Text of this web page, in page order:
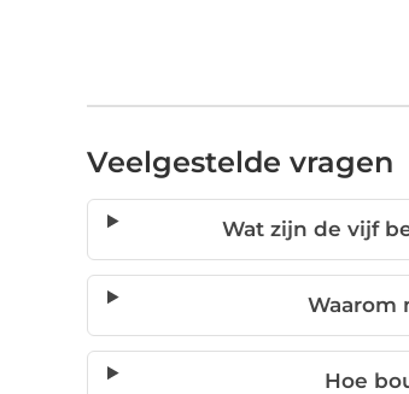
Veelgestelde vragen
Wat zijn de vijf
Waarom
Hoe